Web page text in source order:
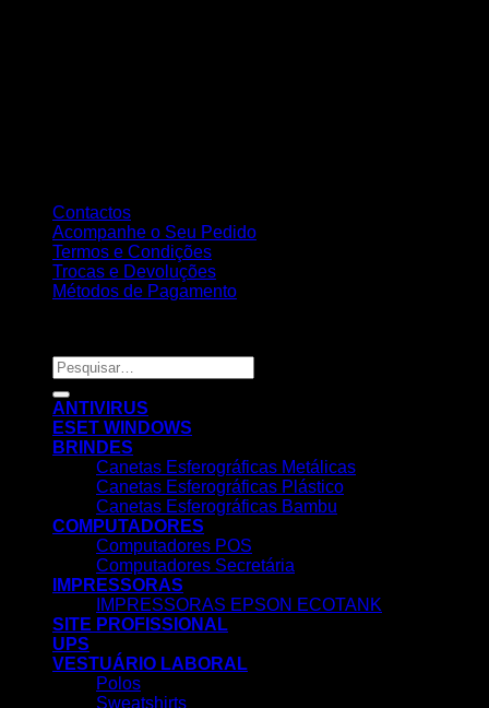
Contactos
Acompanhe o Seu Pedido
Termos e Condições
Trocas e Devoluções
Métodos de Pagamento
Pesquisar
por:
ANTIVIRUS
ESET WINDOWS
BRINDES
Canetas Esferográficas Metálicas
Canetas Esferográficas Plástico
Canetas Esferográficas Bambu
COMPUTADORES
Computadores POS
Computadores Secretária
IMPRESSORAS
IMPRESSORAS EPSON ECOTANK
SITE PROFISSIONAL
UPS
VESTUÁRIO LABORAL
Polos
Sweatshirts